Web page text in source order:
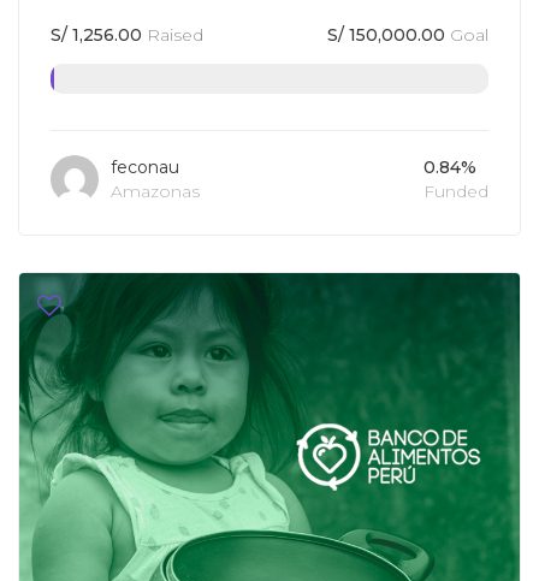
S/ 1,256.00 Raised S/ 150,000.00 Goal
feconau
Amazonas
0.84%
Funded